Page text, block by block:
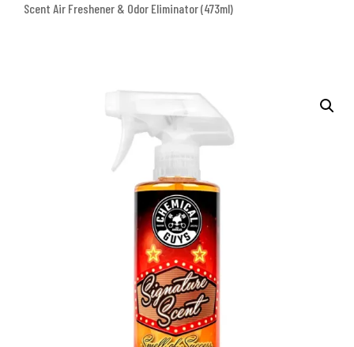
Scent Air Freshener & Odor Eliminator (473ml)